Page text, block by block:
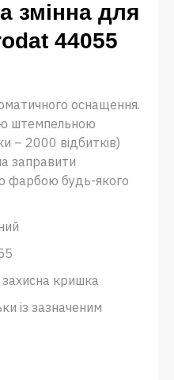
змінна для
44055
оснащення.
штемпельною
– 2000 відбитків)
заправити
фарбою будь-якого
кришка
із зазначеним